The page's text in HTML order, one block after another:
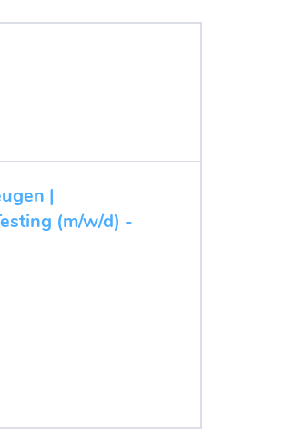
|
(m/w/d) -